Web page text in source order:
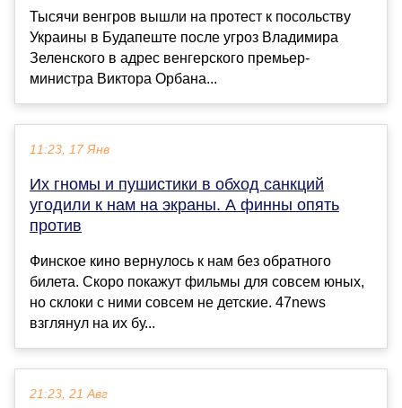
Тысячи венгров вышли на протест к посольству
Украины в Будапеште после угроз Владимира
Зеленского в адрес венгерского премьер-
министра Виктора Орбана...
11:23, 17 Янв
Их гномы и пушистики в обход санкций
угодили к нам на экраны. А финны опять
против
Финское кино вернулось к нам без обратного
билета. Скоро покажут фильмы для совсем юных,
но склоки с ними совсем не детские. 47news
взглянул на их бу...
21:23, 21 Авг